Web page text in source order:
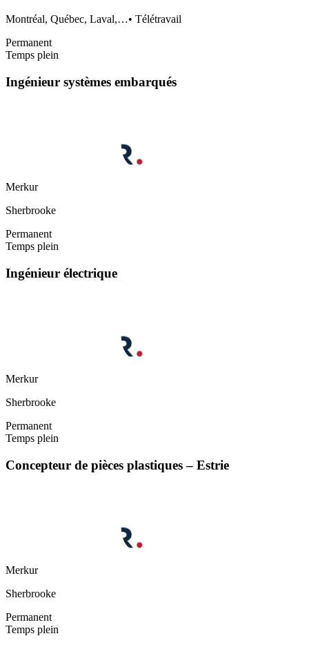
Montréal, Québec, Laval,…• Télétravail
Permanent
Temps plein
Ingénieur systèmes embarqués
Merkur
Sherbrooke
Permanent
Temps plein
Ingénieur électrique
Merkur
Sherbrooke
Permanent
Temps plein
Concepteur de pièces plastiques – Estrie
Merkur
Sherbrooke
Permanent
Temps plein